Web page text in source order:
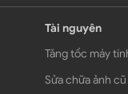
Tài nguyên
Tăng tốc máy
Sửa chữa ảnh